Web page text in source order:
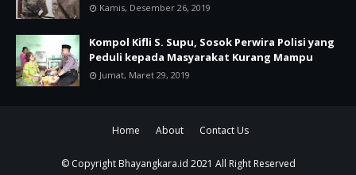
Kamis, Desember 26, 2019
Kompol Kifli S. Supu, Sosok Perwira Polisi yang
Peduli kepada Masyarakat Kurang Mampu
Jumat, Maret 29, 2019
Home About Contact Us
© Copyright Bhayangkara.id 2021 All Right Reserved